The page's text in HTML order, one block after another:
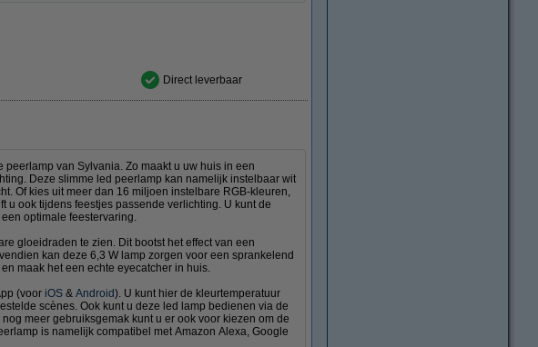
Direct leverbaar
van Sylvania. Zo maakt u uw huis in een
Deze slimme led peerlamp kan namelijk instelbaar wit
Of kies uit meer dan 16 miljoen instelbare RGB-kleuren,
ook tijdens feestjes passende verlichting. U kunt de
optimale feestervaring.
gloeidraden te zien. Dit bootst het effect van een
kan deze 6,3 W lamp zorgen voor een sprankelend
maak het een echte eyecatcher in huis.
(voor iOS & Android). U kunt hier de kleurtemperatuur
scènes. Ook kunt u deze led lamp bedienen via de
meer gebruiksgemak kunt u er ook voor kiezen om de
is namelijk compatibel met Amazon Alexa, Google